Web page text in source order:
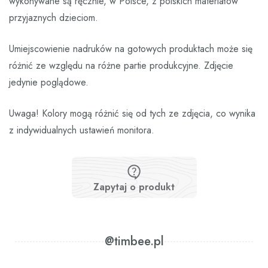
przyjaznych dzieciom.
Umiejscowienie nadruków na gotowych produktach może się
różnić ze względu na różne partie produkcyjne. Zdjęcie
jedynie poglądowe.
Uwaga! Kolory mogą różnić się od tych ze zdjęcia, co wynika
z indywidualnych ustawień monitora.
Zapytaj o produkt
@timbee.pl